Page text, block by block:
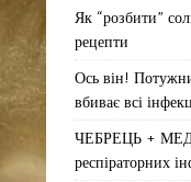
Як “розбити”
рецепти
Ось він!
вбиває всі
ЧЕБРЕЦЬ + МЕД
респіраторних